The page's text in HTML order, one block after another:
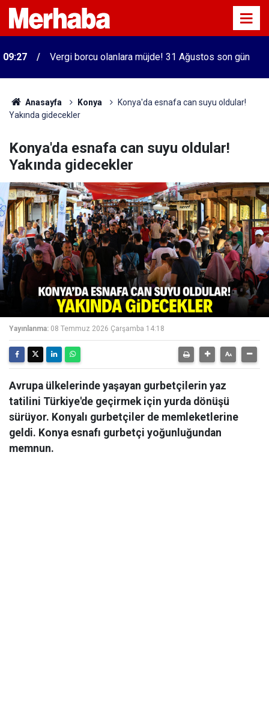
09:27 Vergi borcu olanlara müjde! 31 Ağustos son gün
Anasayfa Konya
Konya'da esnafa can suyu oldular!
Yakında gidecekler
Konya'da esnafa can suyu oldular!
Yakında gidecekler
Yayınlanma: 08 Temmuz 2026 Çarşamba 14:18
Avrupa ülkelerinde yaşayan gurbetçilerin yaz
tatilini Türkiye'de geçirmek için yurda dönüşü
sürüyor. Konyalı gurbetçiler de memleketlerine
geldi. Konya esnafı gurbetçi yoğunluğundan
memnun.